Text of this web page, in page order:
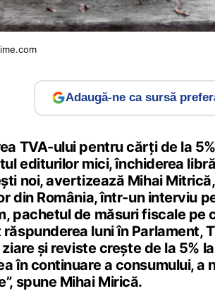
Adaugă-ne ca sursă
TVA-ului pentru cărți de la
editurilor mici, închiderea
noi, avertizează Mihai
din România, într-un interviu
pachetul de măsuri fiscale pe
luni în Parlament,
și reviste crește de la 5%
în continuare a consumului, a
spune Mihai Mirică.